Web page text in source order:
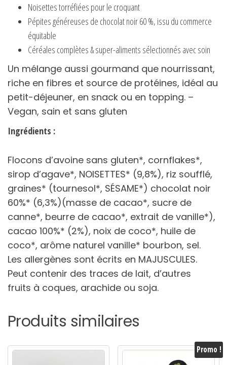
Noisettes torréfiées pour le croquant
Pépites généreuses de chocolat noir 60 %, issu du commerce
équitable
Céréales complètes & super-aliments sélectionnés avec soin
Un mélange aussi gourmand que nourrissant,
riche en fibres et source de protéines, idéal au
petit-déjeuner, en snack ou en topping. –
Vegan, sain et sans gluten
Ingrédients :
Flocons d’avoine sans gluten*, cornflakes*,
sirop d’agave*, NOISETTES* (9,8%), riz soufflé,
graines* (tournesol*, SÉSAME*) chocolat noir
60%* (6,3%)(masse de cacao*, sucre de
canne*, beurre de cacao*, extrait de vanille*),
cacao 100%* (2%), noix de coco*, huile de
coco*, arôme naturel vanille* bourbon, sel.
Les allergènes sont écrits en MAJUSCULES.
Peut contenir des traces de lait, d’autres
fruits à coques, arachide ou soja.
Produits similaires
Promo !